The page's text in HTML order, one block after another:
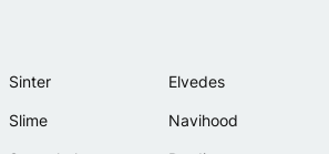
Sinter
Slime
Elvedes
Navihood